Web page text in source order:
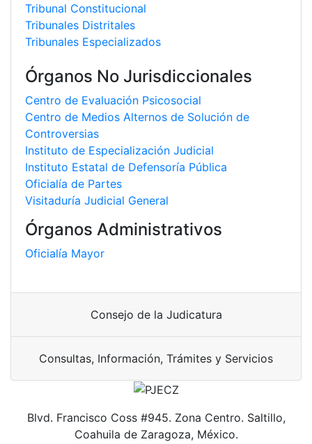
Tribunal Constitucional
Tribunales Distritales
Tribunales Especializados
Órganos No Jurisdiccionales
Centro de Evaluación Psicosocial
Centro de Medios Alternos de Solución de
Controversias
Instituto de Especialización Judicial
Instituto Estatal de Defensoría Pública
Oficialía de Partes
Visitaduría Judicial General
Órganos Administrativos
Oficialía Mayor
Consejo de la Judicatura
Consultas, Información, Trámites y Servicios
Blvd. Francisco Coss #945. Zona Centro. Saltillo,
Coahuila de Zaragoza, México.